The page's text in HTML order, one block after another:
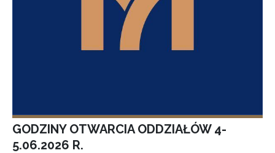
GODZINY OTWARCIA ODDZIAŁÓW 4-
5.06.2026 R.